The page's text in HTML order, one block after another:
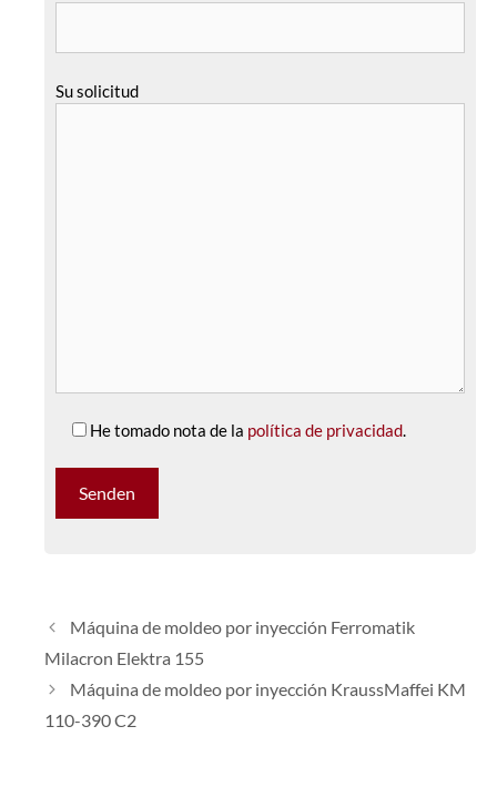
Su solicitud
He tomado nota de la política de privacidad.
Máquina de moldeo por inyección Ferromatik
Milacron Elektra 155
Máquina de moldeo por inyección KraussMaffei KM
110-390 C2